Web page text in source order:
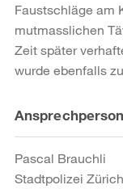
Faustschläge am
mutmasslichen
Zeit später
wurde ebenfalls
Weitere
Ansprechperson
Pascal Brauchli
Stadtpolizei Zürich